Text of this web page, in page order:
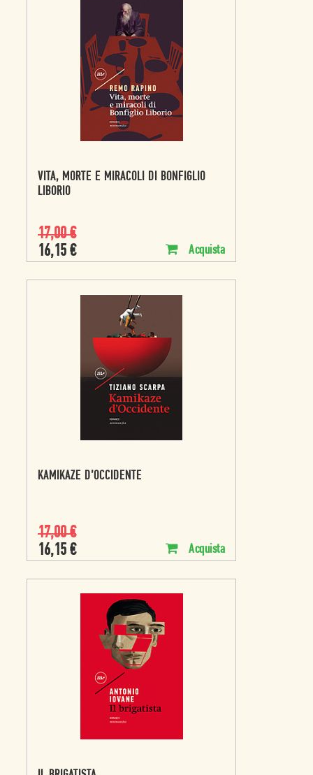
VITA, MORTE E MIRACOLI DI BONFIGLIO
LIBORIO
17,00€
16,15 € Acquista
KAMIKAZE D’OCCIDENTE
17,00€
16,15 € Acquista